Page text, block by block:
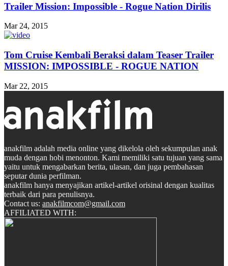
Trailer Mission: Impossible - Rogue Nation Dirilis
Mar 24, 2015
Tom Cruise Kembali Beraksi dalam Teaser Trailer
MISSION: IMPOSSIBLE - ROGUE NATION
Mar 22, 2015
anakfilm adalah media online yang dikelola oleh sekumpulan anak
muda dengan hobi menonton. Kami memiliki satu tujuan yang sama
yaitu untuk mengabarkan berita, ulasan, dan juga pembahasan
seputar dunia perfilman.
anakfilm hanya menyajikan artikel-artikel orisinal dengan kualitas
terbaik dari para penulisnya.
Contact us: anakfilmcom@gmail.com
AFFILIATED WITH: